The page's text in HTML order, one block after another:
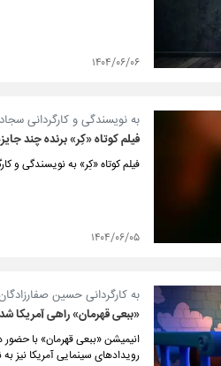
۱۴۰۴/۰۶/۰۶
به نویسندگی و کارگردانی
فیلم کوتاه «کِر» برنده چند
فیلم کوتاه «کِر» به نویسندگی و
۱۴۰۴/۰۶/۰۵
به کارگردانی حسین
«ببعی قهرمان» راهی آمریکا شد
انیمیشن «ببعی قهرمان» با حضور
رویدادهای سینمایی آمریکا نیز